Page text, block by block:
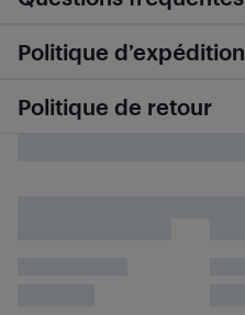
Politique d’expédition
Politique de retour